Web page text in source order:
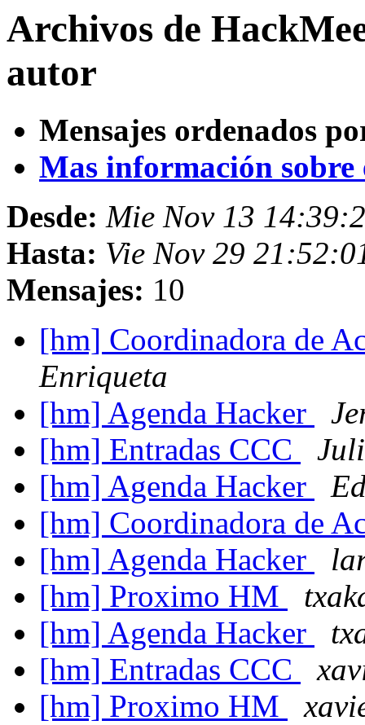
Archivos de
autor
Mensajes ordenados
Mas información sobre
Desde: Mie Nov 13
Hasta: Vie Nov 29
Mensajes: 10
[hm] Coordinadora de
Enriqueta
[hm] Agenda Hacker
[hm] Entradas CCC
[hm] Agenda Hacker
[hm] Coordinadora de
[hm] Agenda Hacker
[hm] Proximo HM
[hm] Agenda Hacker
[hm] Entradas CCC
[hm] Proximo HM